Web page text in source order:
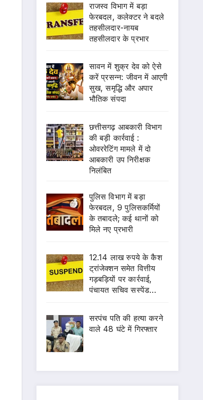
राजस्व विभाग में बड़ा
फेरबदल, कलेक्टर ने बदले
तहसीलदार-नायब
तहसीलदार के प्रभार
सावन में शुक्र देव को ऐसे
करें प्रसन्न: जीवन में आएगी
सुख, समृद्धि और अपार
भौतिक संपदा
छत्तीसगढ़ आबकारी विभाग
की बड़ी कार्रवाई :
ओवररेटिंग मामले में दो
आबकारी उप निरीक्षक
निलंबित
पुलिस विभाग में बड़ा
फेरबदल, 9 पुलिसकर्मियों
के तबादले; कई थानों को
मिले नए प्रभारी
12.14 लाख रुपये के कैश
ट्रांजेक्शन समेत वित्तीय
गड़बड़ियों पर कार्रवाई,
पंचायत सचिव सस्पेंड…
सरपंच पति की हत्या करने
वाले 48 घंटे में गिरफ्तार